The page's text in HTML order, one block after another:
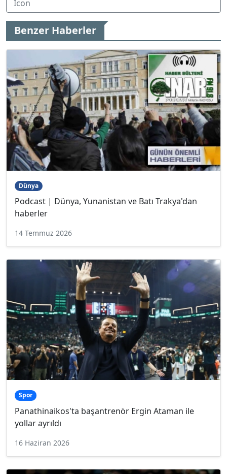
Benzer Haberler
Dünya
Podcast | Dünya, Yunanistan ve Batı Trakya'dan
haberler
14 Temmuz 2026
Spor
Panathinaikos'ta başantrenör Ergin Ataman ile
yollar ayrıldı
16 Haziran 2026